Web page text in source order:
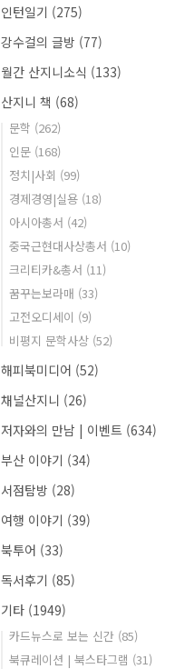
인턴일기 (275)
강수걸의 글방 (77)
월간 산지니소식 (133)
산지니 책 (68)
문학 (262)
인문 (168)
정치|사회 (99)
경제경영|실용 (18)
아시아총서 (42)
중국근현대사상총서 (10)
크리티카&총서 (11)
꿈꾸는보라매 (33)
고전오디세이 (9)
비평지 문학사상 (52)
해피북미디어 (52)
채널산지니 (26)
저자와의 만남 | 이벤트 (634)
부산 이야기 (34)
서점탐방 (28)
여행 이야기 (39)
북투어 (33)
독서후기 (85)
기타 (1949)
카드뉴스로 보는 신간 (85)
북큐레이션 | 북스타그램 (31)